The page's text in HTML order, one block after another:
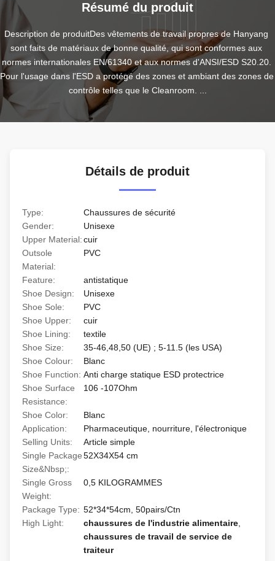
Résumé du produit
Description de produitDes vêtements de travail propres de Hanyang
sont faits de matériaux de bonne qualité, qui sont conformes aux
normes internationales EN/61340 et aux normes d'ANSI/ESD S20.20.
Pour l'usage dans l'ESD a protégé des zones et ambiant des zones de
contrôle telles que le Cleanroom. ...
Détails de produit
Type:
Chaussures de sécurité
Gender:
Unisexe
Upper Material:cuir
Outsole
Material:
PVC
Feature:
antistatique
Shoe Design:
Unisexe
Shoe Sole:
PVC
Shoe Upper:
cuir
Shoe Lining:
textile
Shoe Size:
35-46,48,50 (UE) ; 5-11.5 (les USA)
Shoe Colour:
Blanc
Shoe Function: Anti charge statique ESD protectrice
Shoe Surface
Resistance:
106 -107Ohm
Shoe Color:
Blanc
Application:
Pharmaceutique, nourriture, l'électronique
Selling Units:
Article simple
Single Package
Size&Nbsp;:
52X34X54 cm
Single Gross
Weight:
0,5 KILOGRAMMES
Package Type: 52*34*54cm, 50pairs/Ctn
High Light:
chaussures de l'industrie alimentaire
chaussures de travail de service de
traiteur